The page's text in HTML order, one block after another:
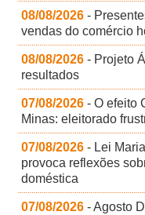
08/08/2026 -
vendas do comércio
08/08/2026 - Projeto
resultados
07/08/2026 - O efeito
Minas: eleitorado
07/08/2026 - Lei
provoca reflexões
doméstica
07/08/2026 - Agosto